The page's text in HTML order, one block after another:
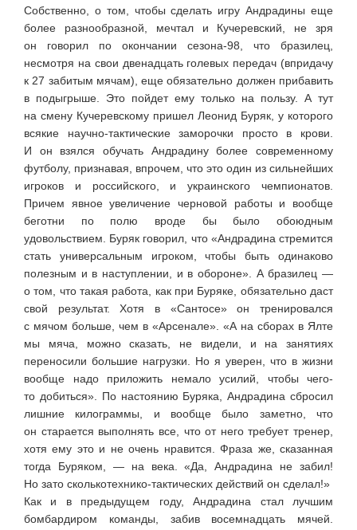
Собственно, о том, чтобы сделать игру Андрадины еще
более разнообразной, мечтал и Кучеревский, не зря
он говорил по окончании сезона-98 , что бразилец,
несмотря на свои двенадцать голевых передач (впридачу
к 27 забитым мячам), еще обязательно должен прибавить
в подыгрыше. Это пойдет ему только на пользу. А тут
на смену Кучеревскому пришел Леонид Буряк, у которого
всякие научно-тактическиезаморочки просто в крови.
И он взялся обучать Андрадину более современному
футболу, признавая, впрочем, что это один из сильнейших
игроков и российского, и украинского чемпионатов.
Причем явное увеличение черновой работы и вообще
беготни по полю вроде бы было обоюдным
удовольствием. Буряк говорил, что «Андрадина стремится
стать универсальным игроком, чтобы быть одинаково
полезным и в наступлении, и в обороне». А бразилец —
о том, что такая работа, как при Буряке, обязательно даст
свой результат. Хотя в «Сантосе» он тренировался
с мячом больше, чем в «Арсенале». «А на сборах в Ялте
мы мяча, можно сказать, не видели, и на занятиях
переносили большие нагрузки. Но я уверен, что в жизни
вообще надо приложить немало усилий, чтобы чего-
то добиться». По настоянию Буряка, Андрадина сбросил
лишние килограммы, и вообще было заметно, что
он старается выполнять все, что от него требует тренер,
хотя ему это и не очень нравится. Фраза же, сказанная
тогда Буряком, — на века. «Да, Андрадина не забил!
Но зато сколькотехнико-тактических действий он сделал!»
Как и в предыдущем году, Андрадина стал лучшим
бомбардиром команды, забив восемнадцать мячей.